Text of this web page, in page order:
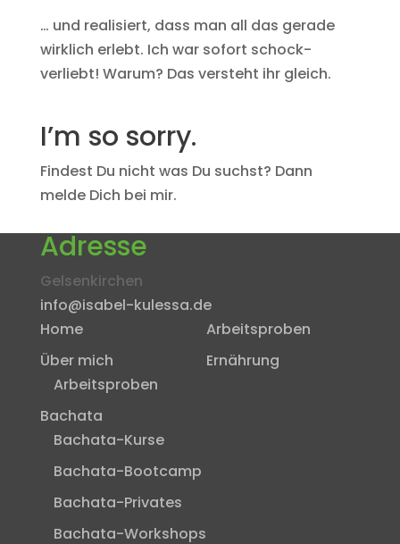
… und realisiert, dass man all das gerade
wirklich erlebt. Ich war sofort schock-
verliebt! Warum? Das versteht ihr gleich.
I’m so sorry.
Findest Du nicht was Du suchst? Dann
melde Dich bei mir.
Adresse
Gelsenkirchen
info@isabel-kulessa.de
Home
Über mich
Arbeitsproben
Bachata
Bachata-Kurse
Bachata-Bootcamp
Bachata-Privates
Bachata-Workshops
Arbeitsproben
Ernährung